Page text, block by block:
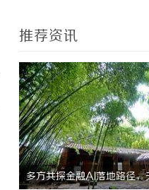
推荐资讯
2026年轻卡回本能力解析